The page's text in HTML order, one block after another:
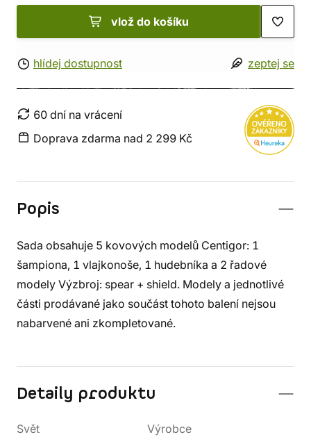
vlož do košíku
hlídej dostupnost zeptej se
60 dní na vrácení
Doprava zdarma nad 2 299 Kč
Popis
Sada obsahuje 5 kovových modelů Centigor: 1
šampiona, 1 vlajkonoše, 1 hudebníka a 2 řadové
modely Výzbroj: spear + shield. Modely a jednotlivé
části prodávané jako součást tohoto balení nejsou
nabarvené ani zkompletované.
Detaily produktu
Svět
Výrobce